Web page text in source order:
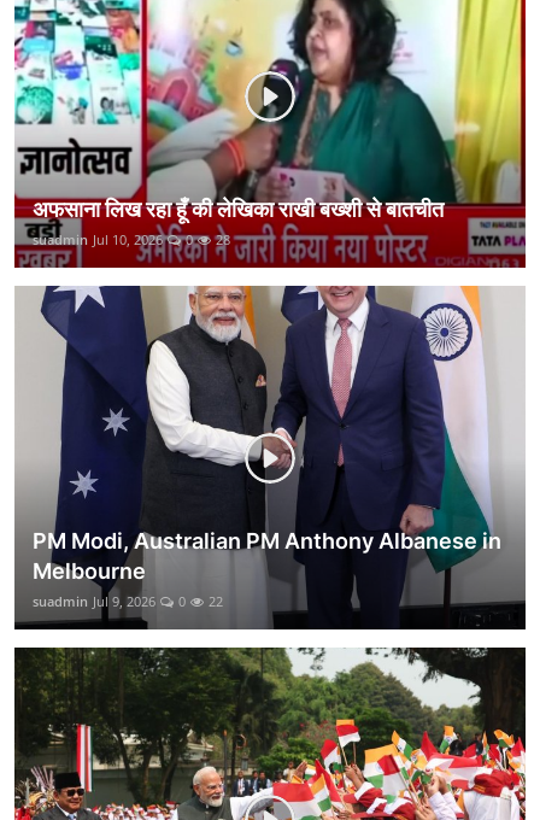
कानून
राजनीति
वीडियो
अफसाना लिख रहा हूँ की लेखिका राखी बख्शी से बातचीत
suadmin Jul 10, 2026 0 28
PM Modi, Australian PM Anthony Albanese in
Melbourne
suadmin Jul 9, 2026 0 22